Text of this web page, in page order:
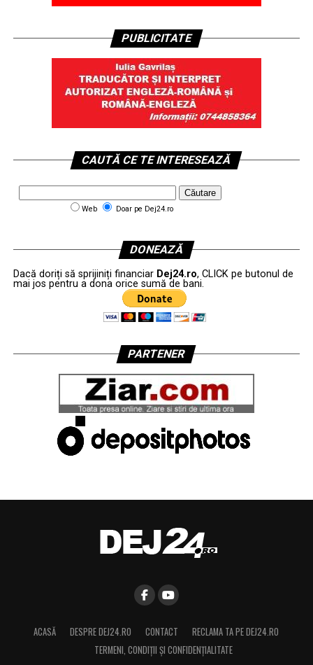
PUBLICITATE
CAUTĂ CE TE INTERESEAZĂ
Web Doar pe Dej24.ro
DONEAZĂ
Dacă doriți să sprijiniți financiar Dej24.ro, CLICK pe butonul de
mai jos pentru a dona orice sumă de bani.
PARTENER
ACASĂ DESPRE DEJ24.RO CONTACT
RECLAMA TA PE DEJ24.RO
TERMENI, CONDIŢII ȘI CONFIDENȚIALITATE